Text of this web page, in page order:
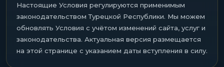
Настоящие Условия регулируются применимым
законодательством Турецкой Республики. Мы можем
обновлять Условия с учётом изменений сайта, услуг и
законодательства. Актуальная версия размещается
на этой странице с указанием даты вступления в силу.